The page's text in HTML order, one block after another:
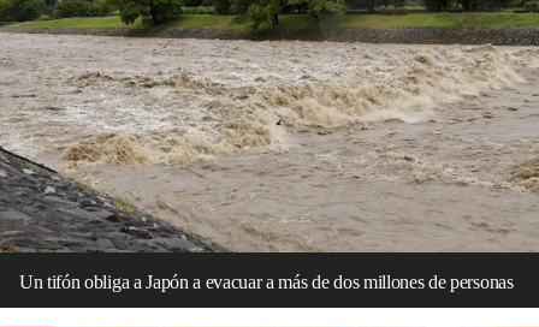
Un tifón obliga a Japón a evacuar a más de dos millones de personas